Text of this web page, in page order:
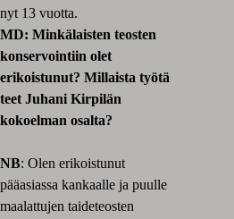
nyt 13 vuotta.
MD: Minkälaisten teosten
konservointiin olet
erikoistunut? Millaista työtä
teet Juhani Kirpilän
kokoelman osalta?
NB: Olen erikoistunut
pääasiassa kankaalle ja puulle
maalattujen taideteosten